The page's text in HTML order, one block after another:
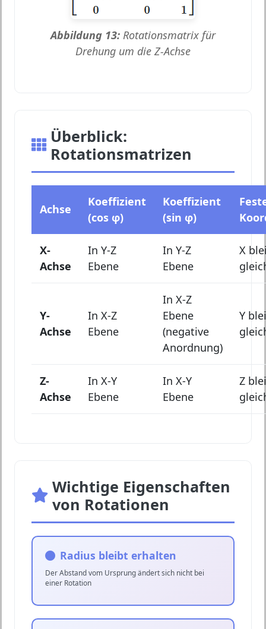
Abbildung 13: Rotationsmatrix für
Drehung um die Z-Achse
Überblick:
Rotationsmatrizen
Achse
Koeffizient
(cos φ)
Koeffizient
(sin φ)
X-
Achse
In Y-Z
Ebene
In Y-Z
Ebene
X
Y-
Achse
In X-Z
Ebene
In X-Z
Ebene
(negative
Anordnung)
Y
Z-
Achse
In X-Y
Ebene
In X-Y
Ebene
Z
Wichtige Eigenschaften
von Rotationen
Radius bleibt erhalten
Der Abstand vom Ursprung ändert sich nicht bei
einer Rotation